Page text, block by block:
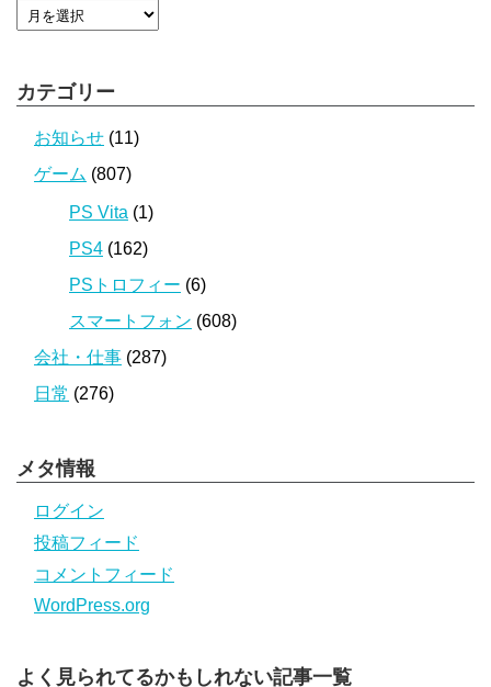
カテゴリー
お知らせ (11)
ゲーム (807)
PS Vita (1)
PS4 (162)
PSトロフィー (6)
スマートフォン (608)
会社・仕事 (287)
日常 (276)
メタ情報
ログイン
投稿フィード
コメントフィード
WordPress.org
よく見られてるかもしれない記事一覧